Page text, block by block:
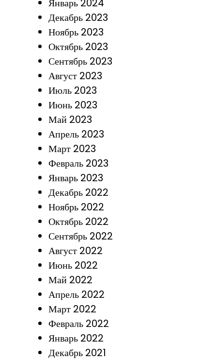
Январь 2024
Декабрь 2023
Ноябрь 2023
Октябрь 2023
Сентябрь 2023
Август 2023
Июль 2023
Июнь 2023
Май 2023
Апрель 2023
Март 2023
Февраль 2023
Январь 2023
Декабрь 2022
Ноябрь 2022
Октябрь 2022
Сентябрь 2022
Август 2022
Июнь 2022
Май 2022
Апрель 2022
Март 2022
Февраль 2022
Январь 2022
Декабрь 2021